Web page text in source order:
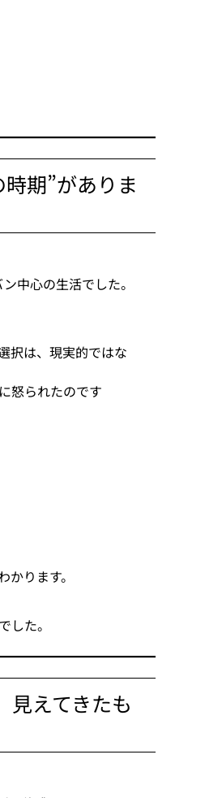
期”がありま
中心の生活でした。
択は、現実的ではな
怒られたのです
ります。
した。
見えてきたも